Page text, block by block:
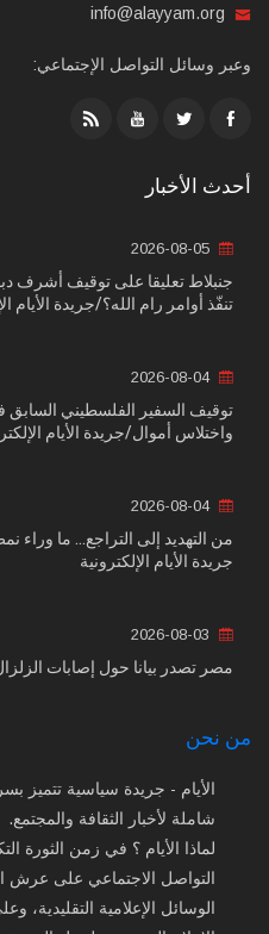
info@alayyam.org
وعبر وسائل التواصل الإجتماعي:
أحدث الأخبار
جنبلاط تعليقا على توقيف أشرف
تنفّذ أوامر رام الله؟/جريدة الأيام
2026-08-04
توقيف السفير الفلسطيني السابق
واختلاس أموال/جريدة الأيام
2026-08-04
من التهديد إلى التراجع... ما وراء
جريدة الأيام الإلكترونية
مصر تصدر بيانا حول إصابات
من نحن
الأيام - جريدة سياسية تتميز
شاملة لأخبار الثقافة والمجتمع.
لماذا الأيام ؟ في زمن الثورة
التواصل الاجتماعي على عرش
الوسائل الإعلامية التقليدية،